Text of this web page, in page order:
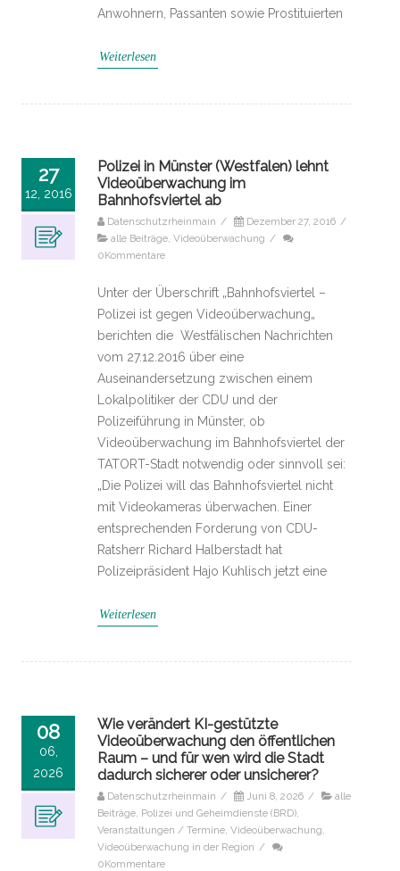
Anwohnern, Passanten sowie Prostituierten
Weiterlesen
27
12, 2016
Polizei in Münster (Westfalen) lehnt
Videoüberwachung im
Bahnhofsviertel ab
Datenschutzrheinmain / Dezember 27, 2016 /
alle Beiträge, Videoüberwachung /
0Kommentare
Unter der Überschrift „Bahnhofsviertel –
Polizei ist gegen Videoüberwachung„
berichten die Westfälischen Nachrichten
vom 27.12.2016 über eine
Auseinandersetzung zwischen einem
Lokalpolitiker der CDU und der
Polizeiführung in Münster, ob
Videoüberwachung im Bahnhofsviertel der
TATORT-Stadt notwendig oder sinnvoll sei:
„Die Polizei will das Bahnhofsviertel nicht
mit Videokameras überwachen. Einer
entsprechenden Forderung von CDU-
Ratsherr Richard Halberstadt hat
Polizeipräsident Hajo Kuhlisch jetzt eine
Weiterlesen
08
06,
2026
Wie verändert KI-gestützte
Videoüberwachung den öffentlichen
Raum – und für wen wird die Stadt
dadurch sicherer oder unsicherer?
Datenschutzrheinmain / Juni 8, 2026 /
alle
Beiträge, Polizei und Geheimdienste (BRD),
Veranstaltungen / Termine, Videoüberwachung,
Videoüberwachung in der Region /
0Kommentare